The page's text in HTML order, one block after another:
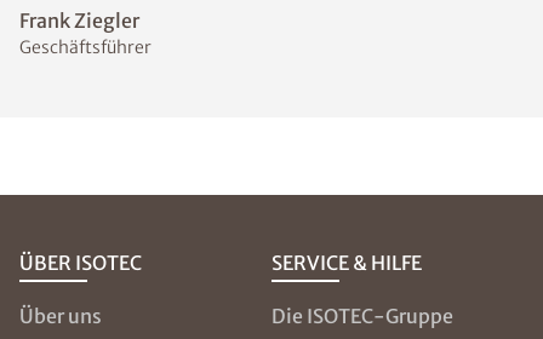
Frank Ziegler
Geschäftsführer
ÜBER ISOTEC
Über uns
SERVICE & HILFE
Die ISOTEC-Gruppe